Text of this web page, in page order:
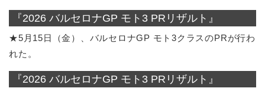
『2026 バルセロナGP モト3 PRリザルト』
★5月15日（金）、バルセロナGP モト3クラスのPRが行わ
れた。
『2026 バルセロナGP モト3 PRリザルト』